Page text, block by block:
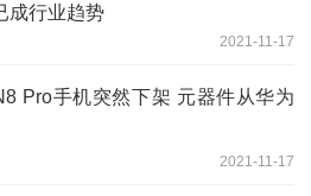
成行业趋势
2021-11-17
Pro手机突然下架 元器件从华为
2021-11-17